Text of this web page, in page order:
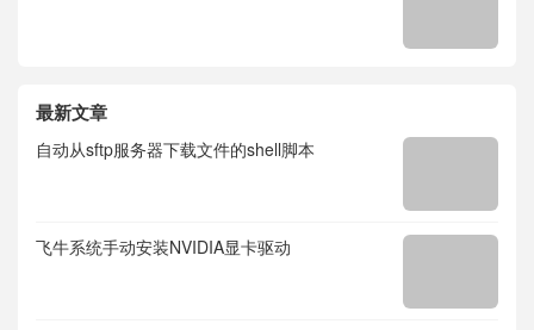
最新文章
自动从sftp服务器下载文件的shell脚本
飞牛系统手动安装NVIDIA显卡驱动